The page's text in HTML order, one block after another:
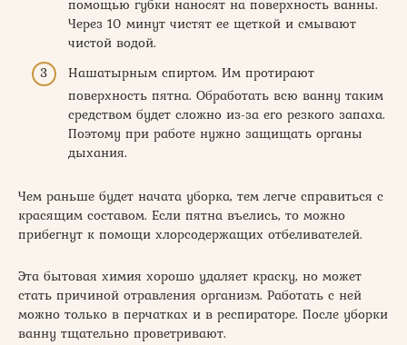
помощью губки наносят на поверхность ванны.
Через 10 минут чистят ее щеткой и смывают
чистой водой.
Нашатырным спиртом. Им протирают
поверхность пятна. Обработать всю ванну таким
средством будет сложно из-за его резкого запаха.
Поэтому при работе нужно защищать органы
дыхания.
Чем раньше будет начата уборка, тем легче справиться с
красящим составом. Если пятна въелись, то можно
прибегнут к помощи хлорсодержащих отбеливателей.
Эта бытовая химия хорошо удаляет краску, но может
стать причиной отравления организм. Работать с ней
можно только в перчатках и в респираторе. После уборки
ванну тщательно проветривают.